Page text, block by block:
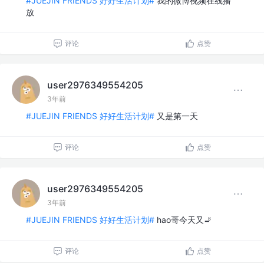
放
评论 点赞
user2976349554205
3年前
#JUEJIN FRIENDS 好好生活计划# 又是第一天
评论 点赞
user2976349554205
3年前
#JUEJIN FRIENDS 好好生活计划# hao哥今天又🚬
评论 点赞